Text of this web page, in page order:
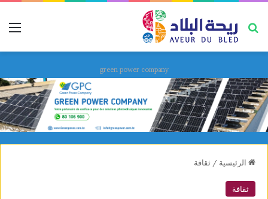
بحث عن
green power company
الرئيسية / ثقافة
ثقافة